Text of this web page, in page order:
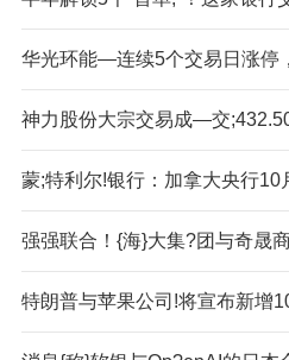
华光环能—连续5个交易日涨停
神力股份大宗交易成—交
蒙;特利尔!银行：加拿大央行10
强强联合！{海}大集?团与奇晟
特朗普与苹果公司!将宣布新增